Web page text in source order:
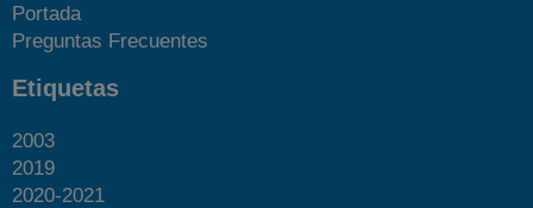
Portada
Preguntas Frecuentes
Etiquetas
2003
2019
2020-2021